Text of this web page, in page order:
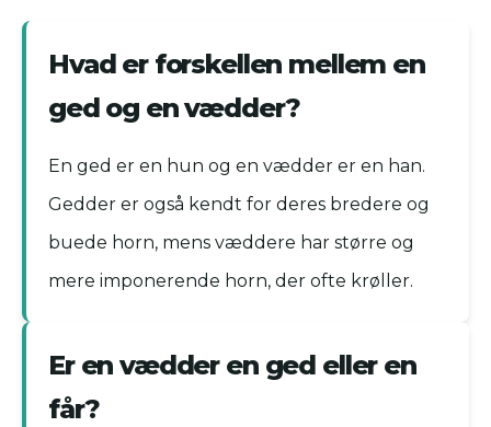
Hvad er forskellen mellem en
ged og en vædder?
En ged er en hun og en vædder er en han.
Gedder er også kendt for deres bredere og
buede horn, mens væddere har større og
mere imponerende horn, der ofte krøller.
Er en vædder en ged eller en
får?